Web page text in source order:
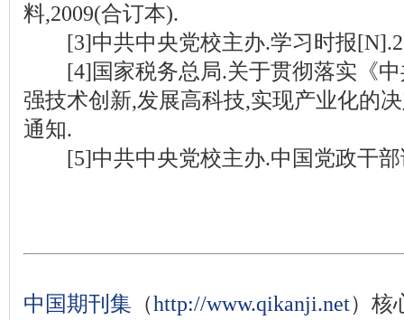
料,2009(合订本).
[3]中共中央党校主办.学习时报
[4]国家税务总局.关于贯彻落实《中
强技术创新,发展高科技,实现产业化的
通知.
[5]中共中央党校主办.中国党政干部
中国期刊集 （http://www.qikanji.net）核